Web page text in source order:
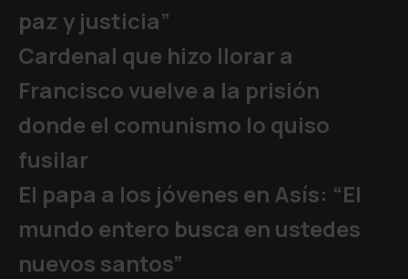
paz y justicia”
Cardenal que hizo llorar a
Francisco vuelve a la prisión
donde el comunismo lo quiso
fusilar
El papa a los jóvenes en Asís: “El
mundo entero busca en ustedes
nuevos santos”